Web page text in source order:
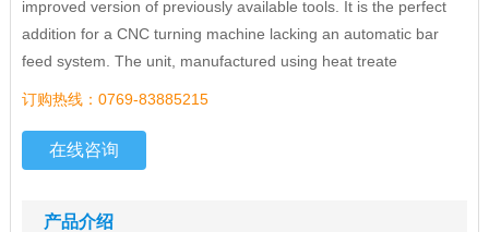
improved version of previously available tools. It is the perfect
addition for a CNC turning machine lacking an automatic bar
feed system. The unit, manufactured using heat treate
订购热线：0769-83885215
在线咨询
产品介绍